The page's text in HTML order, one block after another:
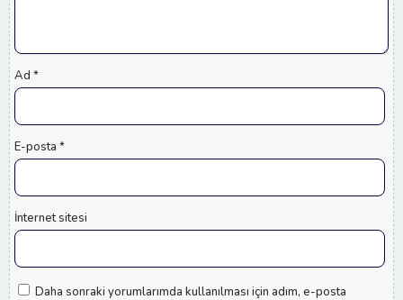
Ad *
E-posta *
İnternet sitesi
Daha sonraki yorumlarımda kullanılması için adım, e-posta